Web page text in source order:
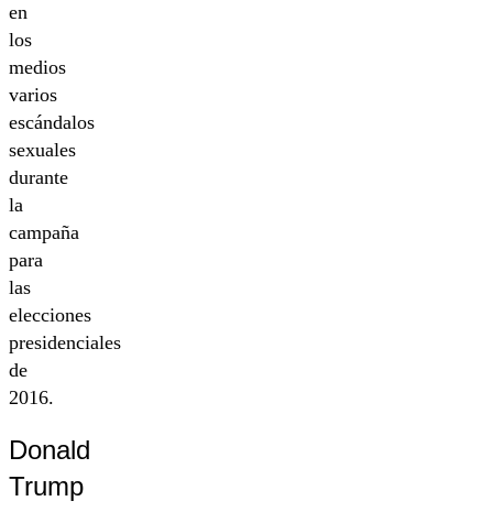
en
los
medios
varios
escándalos
sexuales
durante
la
campaña
para
las
elecciones
presidenciales
de
2016.
Donald
Trump